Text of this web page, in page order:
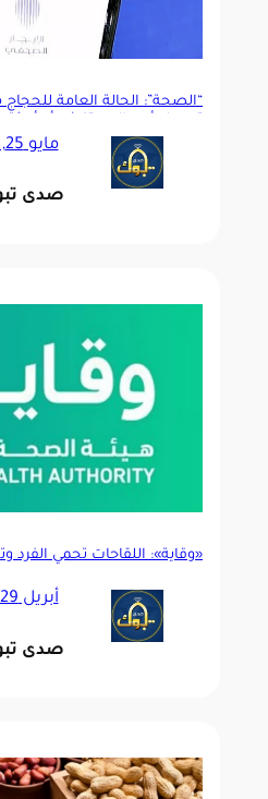
“الصحة”: الحالة العامة
مايو 25, 2026
صدى
«وقاية»: اللقاحات تحمي الفرد
أبريل 29, 2026
صدى